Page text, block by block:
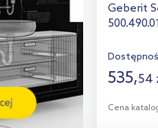
Geberit
535,54
Cena